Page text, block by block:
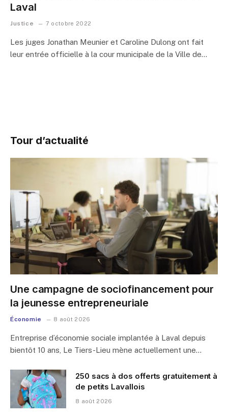
Laval
Justice 7 octobre 2022
Les juges Jonathan Meunier et Caroline Dulong ont fait
leur entrée officielle à la cour municipale de la Ville de…
Tour d’actualité
Une campagne de sociofinancement pour
la jeunesse entrepreneuriale
Économie 8 août 2026
Entreprise d’économie sociale implantée à Laval depuis
bientôt 10 ans, Le Tiers-Lieu mène actuellement une…
250 sacs à dos offerts gratuitement à
de petits Lavallois
8 août 2026